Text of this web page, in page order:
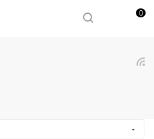
0